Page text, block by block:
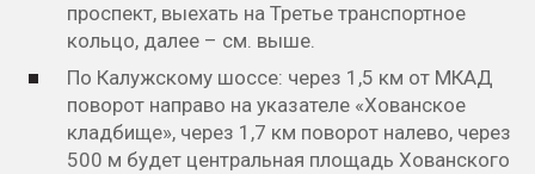
проспект, выехать на Третье транспортное
кольцо, далее – см. выше.
По Калужскому шоссе: через 1,5 км от МКАД
поворот направо на указателе «Хованское
кладбище», через 1,7 км поворот налево, через
500 м будет центральная площадь Хованского